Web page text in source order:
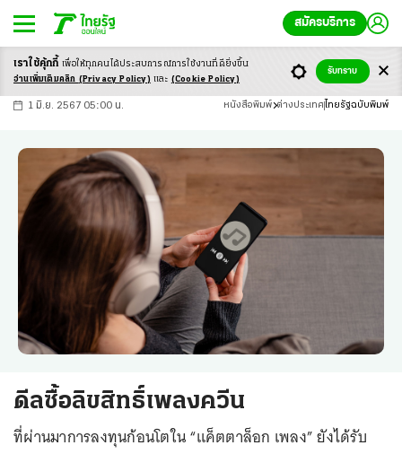
สมัครบริการ
-ก ก ก+
1 มิ.ย. 2567 05:00 น. หนังสือพิมพ์ ต่างประเทศ ไทยรัฐฉบับพิมพ์
ดีลซื้อลิขสิทธิ์เพลงควีน
ที่ผ่านมาการลงทุนก้อนโตใน “แค็ตตาล็อก เพลง” ยังได้รับ
เราใช้คุ้กกี้ เพื่อให้ทุกคนได้ประสบการณ์การใช้งานที่ดียิ่งขึ้น
อ่านเพิ่มเติมคลิก (Privacy Policy) และ (Cookie Policy)
รับทราบ